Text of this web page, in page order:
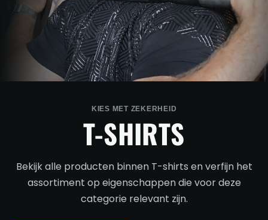
KIES MET ZEKERHEID
T-SHIRTS
Bekijk alle producten binnen T-shirts en verfijn het
assortiment op eigenschappen die voor deze
categorie relevant zijn.